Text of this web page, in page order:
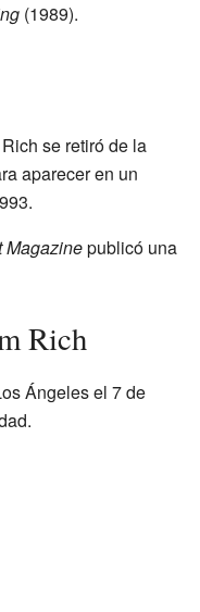
(1989).
se retiró de la
aparecer en un
Magazinepublicó una
Rich
Ángeles el 7 de